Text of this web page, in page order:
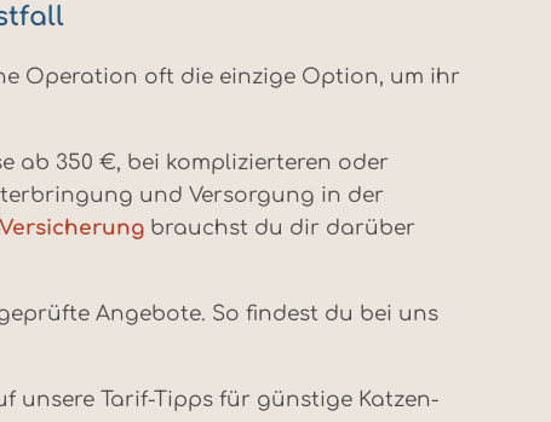
Operation oft die einzige Option, um ihr
ab 350 €, bei komplizierteren oder
und Versorgung in der
brauchst du dir darüber
Angebote. So findest du bei uns
unsere Tarif-Tipps für günstige Katzen-